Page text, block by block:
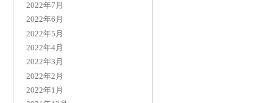
2022年7月
2022年6月
2022年5月
2022年4月
2022年3月
2022年2月
2022年1月